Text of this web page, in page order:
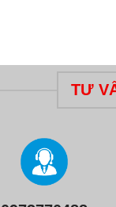
TƯ